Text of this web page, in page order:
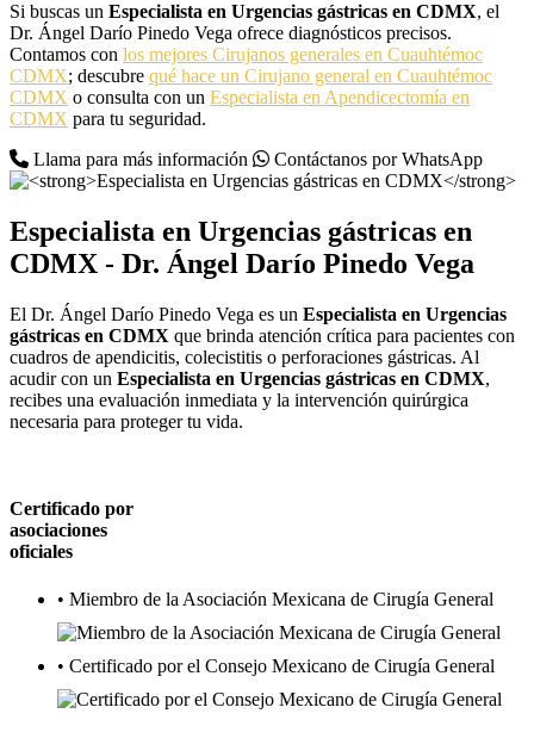
Si buscas un Especialista en Urgencias gástricas en CDMX, el
Dr. Ángel Darío Pinedo Vega ofrece diagnósticos precisos.
Contamos con los mejores Cirujanos generales en Cuauhtémoc
CDMX; descubre qué hace un Cirujano general en Cuauhtémoc
CDMX o consulta con un Especialista en Apendicectomía en
CDMX para tu seguridad.
Llama para más información
Contáctanos por WhatsApp
Especialista en Urgencias gástricas en
CDMX - Dr. Ángel Darío Pinedo Vega
El Dr. Ángel Darío Pinedo Vega es un Especialista en Urgencias
gástricas en CDMX que brinda atención crítica para pacientes con
cuadros de apendicitis, colecistitis o perforaciones gástricas. Al
acudir con un Especialista en Urgencias gástricas en CDMX,
recibes una evaluación inmediata y la intervención quirúrgica
necesaria para proteger tu vida.
Certificado por
asociaciones
oficiales
• Miembro de la Asociación Mexicana de Cirugía General
• Certificado por el Consejo Mexicano de Cirugía General